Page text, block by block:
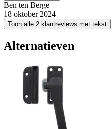
Ben ten Berge
18 oktober 2024
Toon alle 2 klantreviews met tekst
Alternatieven